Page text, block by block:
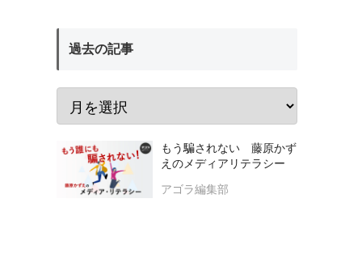
過去の記事
もう騙されない 藤原かず
えのメディアリテラシー
アゴラ編集部